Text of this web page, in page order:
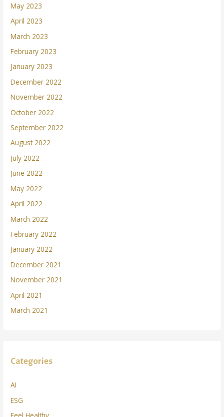
May 2023
April 2023
March 2023
February 2023
January 2023
December 2022
November 2022
October 2022
September 2022
August 2022
July 2022
June 2022
May 2022
April 2022
March 2022
February 2022
January 2022
December 2021
November 2021
April 2021
March 2021
Categories
AI
ESG